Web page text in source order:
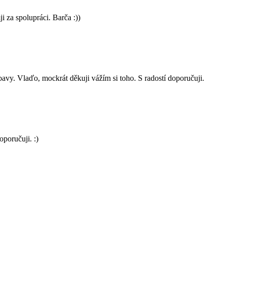
za spolupráci. Barča :))
Vlaďo, mockrát děkuji vážím si toho. S radostí doporučuji.
:)